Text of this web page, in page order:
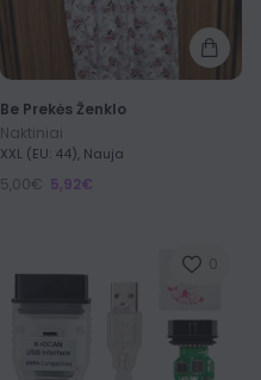
Be Prekės Ženklo
Naktiniai
XXL (EU: 44), Nauja
5,00€ 5,92€
0